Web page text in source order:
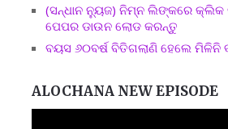
(ସନ୍ଧାନ ନ୍ୟୁଜ) ନିମ୍ନ ଲିଙ୍କରେ
ପେପର ଡାଉନ ଲୋଡ କରନ୍ତୁ
ବୟସ ୬୦ବର୍ଷ ବିତିଗଲାଣି ହେଲେ ମିଳିନି
ALOCHANA NEW EPISODE